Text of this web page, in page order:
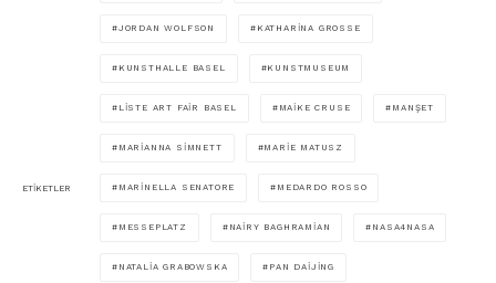
ETIKETLER
JORDAN WOLFSON KATHARINA GROSSE
KUNSTHALLE BASEL KUNSTMUSEUM
LISTE ART FAIR BASEL MAIKE CRUSE MANŞET
MARIANNA SIMNETT MARIE MATUSZ
MARINELLA SENATORE MEDARDO ROSSO
MESSEPLATZ NAIRY BAGHRAMIAN NASA4NASA
NATALIA GRABOWSKA PAN DAIJING